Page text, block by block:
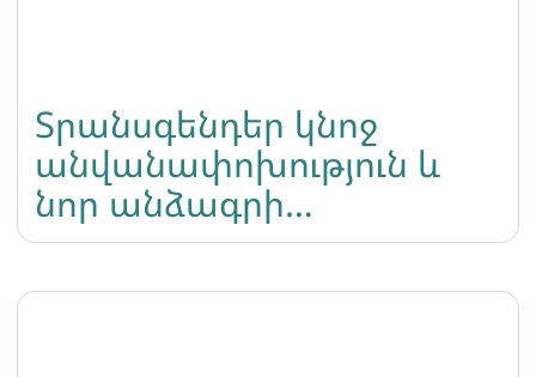
Տրանսգենդեր կնոջ
անվանափոխություն և
նոր անձագրի
վերաթարմացում
Վրաստանի